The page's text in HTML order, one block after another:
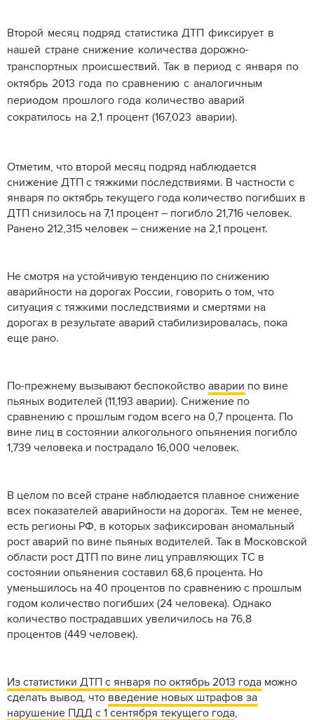
Второй месяц подряд статистика ДТП фиксирует в
нашей стране снижение количества дорожно-
транспортных происшествий. Так в период с января по
октябрь 2013 года по сравнению с аналогичным
периодом прошлого года количество аварий
сократилось на 2,1 процент (167,023 аварии).
Отметим, что второй месяц подряд наблюдается
снижение ДТП с тяжкими последствиями. В частности с
января по октябрь текущего года количество погибших в
ДТП снизилось на 7,1 процент – погибло 21,716 человек.
Ранено 212,315 человек – снижение на 2,1 процент.
Не смотря на устойчивую тенденцию по снижению
аварийности на дорогах России, говорить о том, что
ситуация с тяжкими последствиями и смертями на
дорогах в результате аварий стабилизировалась, пока
еще рано.
По-прежнему вызывают беспокойство аварии по вине
пьяных водителей (11,193 аварии). Снижение по
сравнению с прошлым годом всего на 0,7 процента. По
вине лиц в состоянии алкогольного опьянения погибло
1,739 человека и пострадало 16,000 человек.
В целом по всей стране наблюдается плавное снижение
всех показателей аварийности на дорогах. Тем не менее,
есть регионы РФ, в которых зафиксирован аномальный
рост аварий по вине пьяных водителей. Так в Московской
области рост ДТП по вине лиц управляющих ТС в
состоянии опьянения составил 68,6 процента. Но
уменьшилось на 40 процентов по сравнению с прошлым
годом количество погибших (24 человека). Однако
количество пострадавших увеличилось на 76,8
процентов (449 человек).
Из статистики ДТП с января по октябрь 2013 года можно
сделать вывод, что введение новых штрафов за
нарушение ПДД с 1 сентября текущего года,